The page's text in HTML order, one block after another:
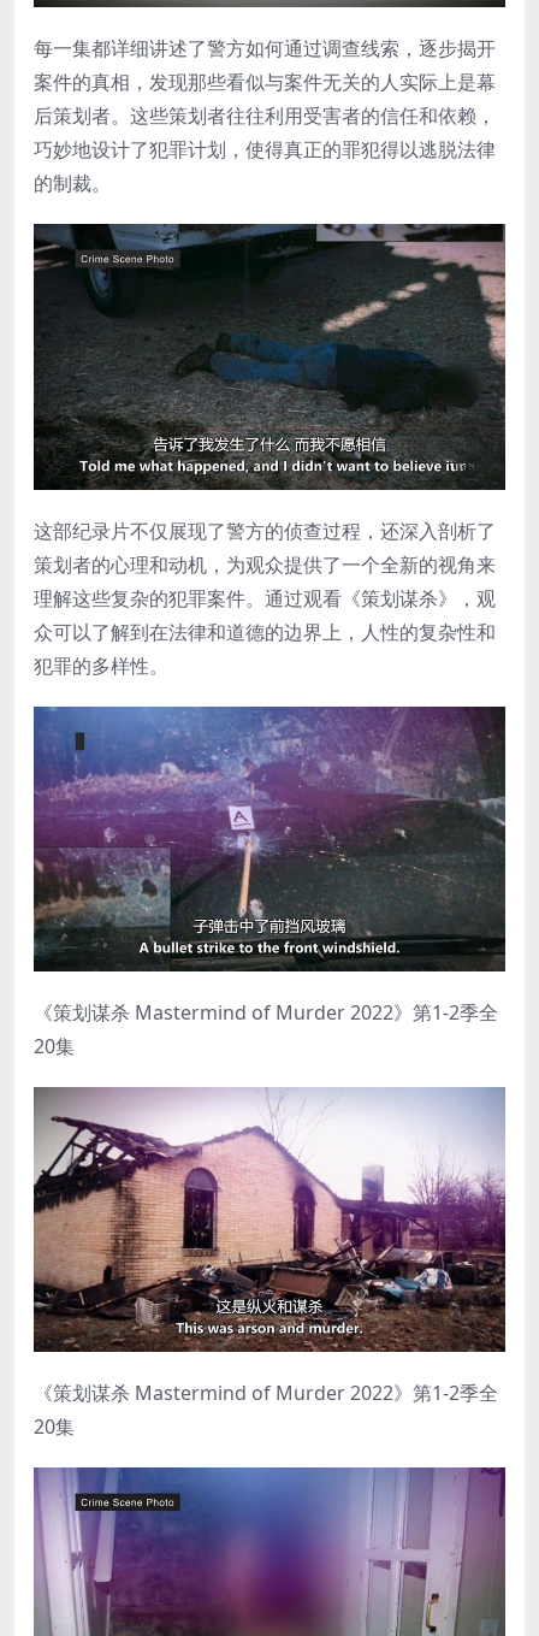
每一集都详细讲述了警方如何通过调查线索，逐步揭开
案件的真相，发现那些看似与案件无关的人实际上是幕
后策划者。这些策划者往往利用受害者的信任和依赖，
巧妙地设计了犯罪计划，使得真正的罪犯得以逃脱法律
的制裁。
这部纪录片不仅展现了警方的侦查过程，还深入剖析了
策划者的心理和动机，为观众提供了一个全新的视角来
理解这些复杂的犯罪案件。通过观看《策划谋杀》，观
众可以了解到在法律和道德的边界上，人性的复杂性和
犯罪的多样性。
《策划谋杀 Mastermind of Murder 2022》第1-2季全
20集
《策划谋杀 Mastermind of Murder 2022》第1-2季全
20集